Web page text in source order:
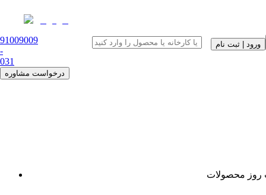
91009009
-
031
درخواست مشاوره
ورود | ثبت نام
روز محصولات